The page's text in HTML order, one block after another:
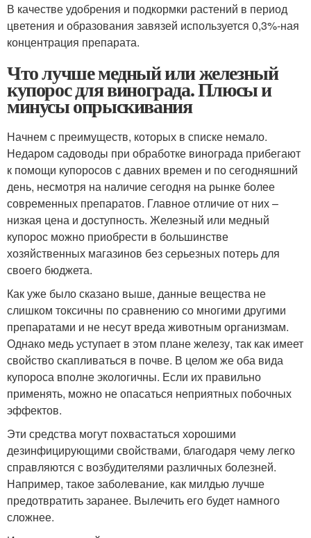
В качестве удобрения и подкормки растений в период
цветения и образования завязей используется 0,3%-ная
концентрация препарата.
Что лучше медный или железный
купорос для винограда. Плюсы и
минусы опрыскивания
Начнем с преимуществ, которых в списке немало.
Недаром садоводы при обработке винограда прибегают
к помощи купоросов с давних времен и по сегодняшний
день, несмотря на наличие сегодня на рынке более
современных препаратов. Главное отличие от них –
низкая цена и доступность. Железный или медный
купорос можно приобрести в большинстве
хозяйственных магазинов без серьезных потерь для
своего бюджета.
Как уже было сказано выше, данные вещества не
слишком токсичны по сравнению со многими другими
препаратами и не несут вреда животным организмам.
Однако медь уступает в этом плане железу, так как имеет
свойство скапливаться в почве. В целом же оба вида
купороса вполне экологичны. Если их правильно
применять, можно не опасаться неприятных побочных
эффектов.
Эти средства могут похвастаться хорошими
дезинфицирующими свойствами, благодаря чему легко
справляются с возбудителями различных болезней.
Например, такое заболевание, как милдью лучше
предотвратить заранее. Вылечить его будет намного
сложнее.